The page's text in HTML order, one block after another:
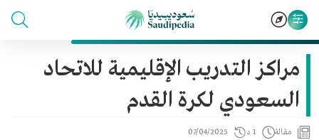
مراكز التدريب الإقليمية للاتحاد
السعودي لكرة القدم
مقالة 1 د 07/04/2025